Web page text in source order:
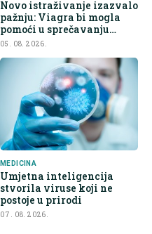
Novo istraživanje izazvalo
pažnju: Viagra bi mogla
pomoći u sprečavanju
širenja raka
05. 08. 2026.
MEDICINA
Umjetna inteligencija
stvorila viruse koji ne
postoje u prirodi
07. 08. 2026.